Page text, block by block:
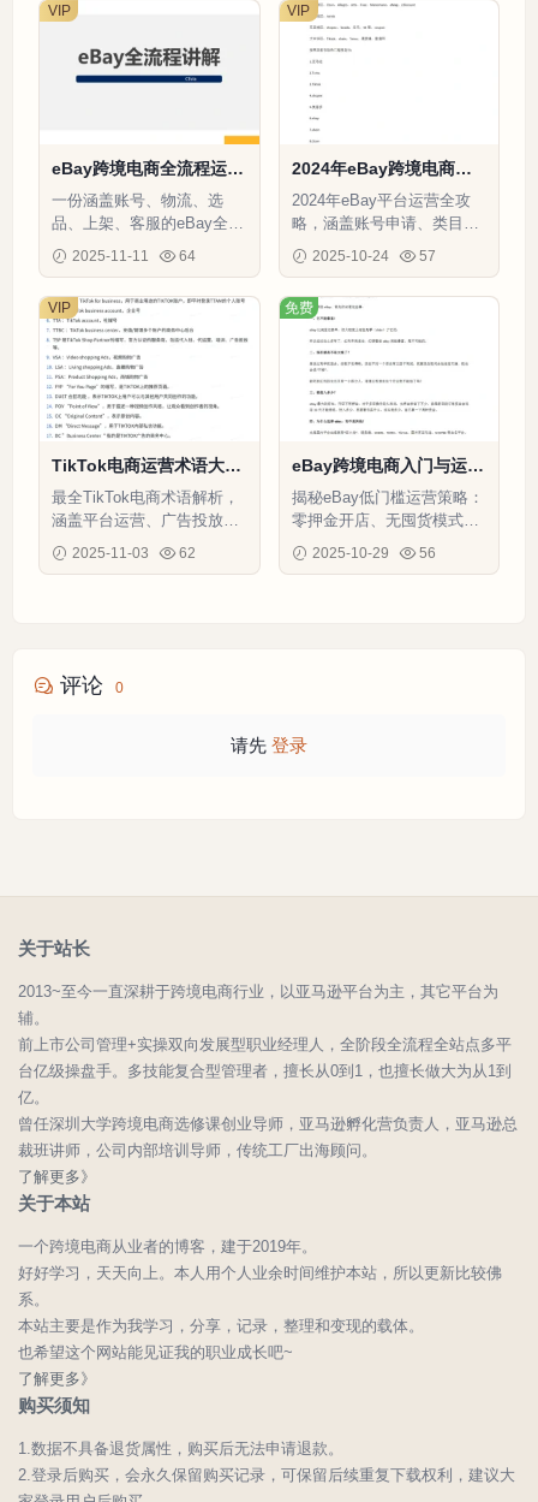
eBay跨境电商全流程运营
指南-14页
一份涵盖账号、物流、选
品、上架、客服的eBay全流
程运营指南，助力新手避
坑、老手增效。
2025-11-11 64
VIP
2024年eBay跨境电商运
营指南与市场分析-8页
2024年eBay平台运营全攻
略，涵盖账号申请、类目突
破、海外仓选择等核心解决
方案
2025-10-24 57
VIP
TikTok电商运营术语大
全-8页
最全TikTok电商术语解析，
涵盖平台运营、广告投放、
直播带货等核心概念，助力
卖家快速掌握平台规则
2025-11-03 62
VIP
eBay跨境电商入门与运营
指南-2页
揭秘eBay低门槛运营策略：
零押金开店、无囤货模式、
账号风控方案，三天入门十
天出单实战指南
2025-10-29 56
免费
评论 0
请先 登录
关于站长
2013~至今一直深耕于跨境电商行业，以亚马逊平台为主，其它平台为
辅。
前上市公司管理+实操双向发展型职业经理人，全阶段全流程全站点多平
台亿级操盘手。多技能复合型管理者，擅长从0到1，也擅长做大为从1到
亿。
曾任深圳大学跨境电商选修课创业导师，亚马逊孵化营负责人，亚马逊总
裁班讲师，公司内部培训导师，传统工厂出海顾问。
了解更多》
关于本站
一个跨境电商从业者的博客，建于2019年。
好好学习，天天向上。本人用个人业余时间维护本站，所以更新比较佛
系。
本站主要是作为我学习，分享，记录，整理和变现的载体。
也希望这个网站能见证我的职业成长吧~
了解更多》
购买须知
1.数据不具备退货属性，购买后无法申请退款。
2.登录后购买，会永久保留购买记录，可保留后续重复下载权利，建议大